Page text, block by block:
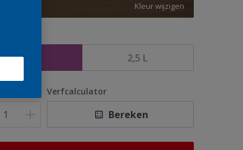
Kleur wijzigen
1 L 2,5 L
Verfcalculator
Bereken